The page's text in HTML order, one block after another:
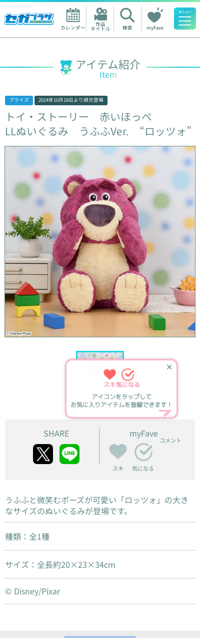
カレンダー 作品
タイトル 検索 myFave
人気ワード
アイテム紹介
Item
プライズ 2024年10月18日 より順次登場
トイ・ストーリー
赤いほっぺ
LLぬいぐるみ
うふふVer. “ロッツォ”
✕
スキ気になる
アイコンをタップして
お気に入りアイテムを登録できます！
SHARE myFave
スキ 気になる
コメント
うふふと微笑むポーズが可愛い「ロッツォ」の大き
なサイズのぬいぐるみが登場です。
種類：全1種
サイズ：全長約20×23×34cm
© Disney/Pixar